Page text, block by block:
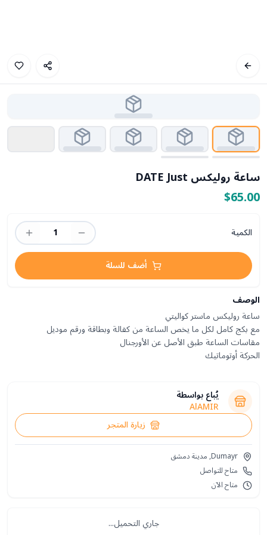
ساعة روليكس DATE Just
$65.00
الكمية
1
أضف للسلة
الوصف
الحركة أوتوماتيك
يُباع بواسطة
AlAMIR
زيارة المتجر
Dumayr, مدينة دمشق
متاح للتواصل
متاح الآن
جاري التحميل...